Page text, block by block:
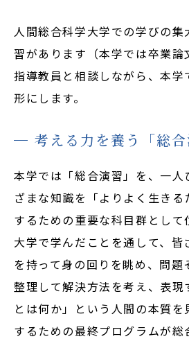
人間総合科学大学での学びの集
習があります（本学では卒業論
指導教員と相談しながら、本学
形にします。
考える力を養う「総合
本学では「総合演習」を、一人
ざまな知識を「よりよく生き
するための重要な科目群として
大学で学んだことを通して、皆
を持って身の回りを眺め、問題
整理して解決方法を考え、表現
とは何か」という人間の本質
するための最終プログラムが総